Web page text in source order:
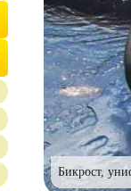
Бикрост,